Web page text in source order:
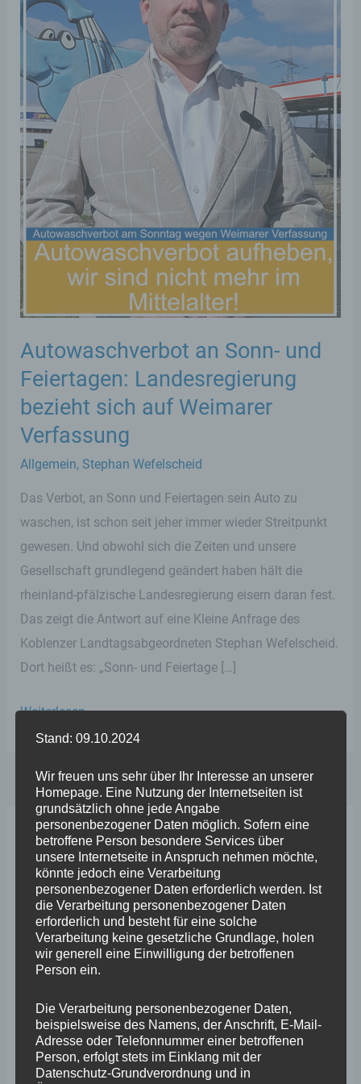
Autowaschverbot an Sonn- und
Feiertagen: Landesregierung
bezieht sich auf Weimarer
Verfassung
Allgemein, Stephan Wefelscheid
Das Verbot, an Sonn und Feiertagen sein Auto zu
waschen, ist schon seit jeher immer wieder Streitpunkt
gewesen. Und obwohl sich die Zeiten und unsere
Gesellschaft grundlegend geändert haben hält die
rheinland-pfälzische Landesregierung eisern daran fest.
Das zeigt die Antwort auf eine Kleine Anfrage des
Koblenzer Landtagsabgeordneten Stephan Wefelscheid.
Dort heißt es: „Sonn- und Feiertage […]
Autowaschverbot
und
Feiertagen:
Landesregierung
bezieht
sich
auf
Weimarer
Verfassung
Weiterlesen
Neueste Beiträge
Wefelscheid lehnt Verfassungsänderung ab
VfL Kesselheim e.V. bittet Stadt um Unterstützung bei
Sanierung des Sportplatzes
Engstelle in Aachener Straße – Wefelscheid: „Rübenach
erstickt im Verkehr“
Wefelscheid besichtigt Fort Konstantin
Wefelscheid bei 3-jährigem Jubiläum von Particura
Stand: 09.10.2024
Wir freuen uns sehr über Ihr Interesse an unserer
Homepage. Eine Nutzung der Internetseiten ist
grundsätzlich ohne jede Angabe
personenbezogener Daten möglich. Sofern eine
betroffene Person besondere Services über
unsere Internetseite in Anspruch nehmen möchte,
könnte jedoch eine Verarbeitung
personenbezogener Daten erforderlich werden. Ist
die Verarbeitung personenbezogener Daten
erforderlich und besteht für eine solche
Verarbeitung keine gesetzliche Grundlage, holen
wir generell eine Einwilligung der betroffenen
Person ein.
Die Verarbeitung personenbezogener Daten,
beispielsweise des Namens, der Anschrift, E-Mail-
Adresse oder Telefonnummer einer betroffenen
Person, erfolgt stets im Einklang mit der
Datenschutz-Grundverordnung und in